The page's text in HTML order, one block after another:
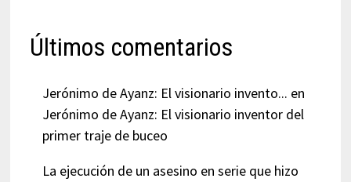
Últimos comentarios
Jerónimo de Ayanz: El visionario invento... en
Jerónimo de Ayanz: El visionario inventor del
primer traje de buceo
La ejecución de un asesino en serie que hizo